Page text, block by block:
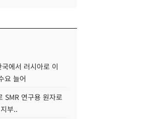
에서 러시아로 이
요 늘어
SMR 연구용 원자로
부..